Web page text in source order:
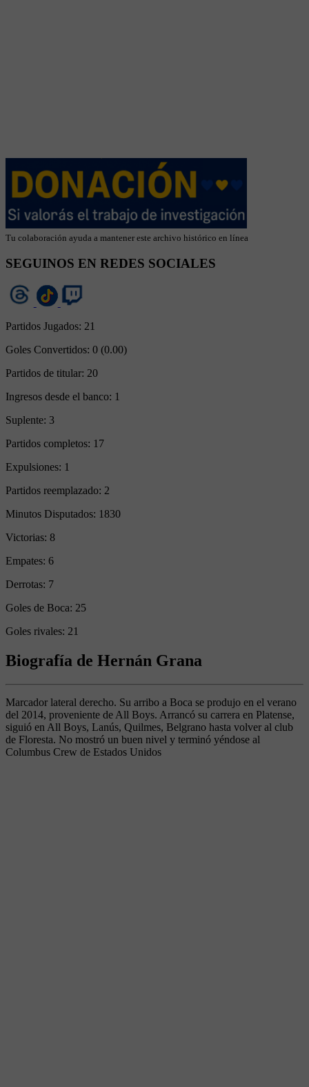
Tu colaboración ayuda a mantener este archivo histórico en línea
SEGUINOS EN REDES SOCIALES
Partidos Jugados: 21
Goles Convertidos: 0 (0.00)
Partidos de titular: 20
Ingresos desde el banco: 1
Suplente: 3
Partidos completos: 17
Expulsiones: 1
Partidos reemplazado: 2
Minutos Disputados: 1830
Victorias: 8
Empates: 6
Derrotas: 7
Goles de Boca: 25
Goles rivales: 21
Biografía de Hernán Grana
Marcador lateral derecho. Su arribo a Boca se produjo en el verano
del 2014, proveniente de All Boys. Arrancó su carrera en Platense,
siguió en All Boys, Lanús, Quilmes, Belgrano hasta volver al club
de Floresta. No mostró un buen nivel y terminó yéndose al
Columbus Crew de Estados Unidos